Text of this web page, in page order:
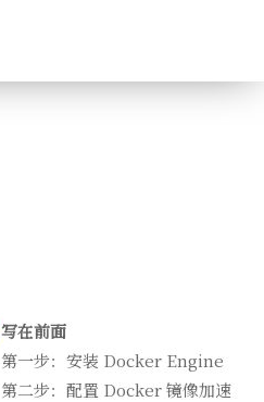
写在前面
第一步：安装 Docker Engine
准备工作
第二步：配置 Docker 镜像加速